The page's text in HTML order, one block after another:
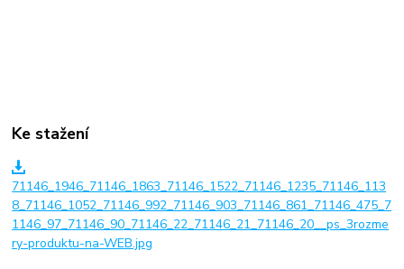
Ke stažení
71146_1946_71146_1863_71146_1522_71146_1235_71146_113
8_71146_1052_71146_992_71146_903_71146_861_71146_475_7
1146_97_71146_90_71146_22_71146_21_71146_20__ps_3rozme
ry-produktu-na-WEB.jpg